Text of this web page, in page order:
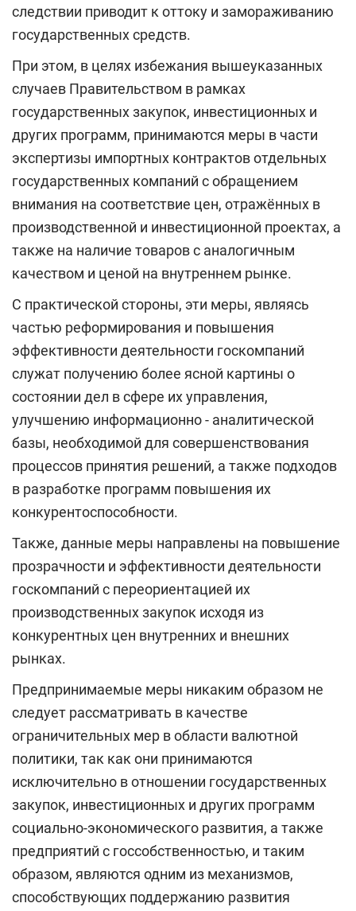
следствии приводит к оттоку и замораживанию
государственных средств.
При этом, в целях избежания вышеуказанных
случаев Правительством в рамках
государственных закупок, инвестиционных и
других программ, принимаются меры в части
экспертизы импортных контрактов отдельных
государственных компаний с обращением
внимания на соответствие цен, отражённых в
производственной и инвестиционной проектах, а
также на наличие товаров с аналогичным
качеством и ценой на внутреннем рынке.
С практической стороны, эти меры, являясь
частью реформирования и повышения
эффективности деятельности госкомпаний
служат получению более ясной картины о
состоянии дел в сфере их управления,
улучшению информационно - аналитической
базы, необходимой для совершенствования
процессов принятия решений, а также подходов
в разработке программ повышения их
конкурентоспособности.
Также, данные меры направлены на повышение
прозрачности и эффективности деятельности
госкомпаний с переориентацией их
производственных закупок исходя из
конкурентных цен внутренних и внешних
рынках.
Предпринимаемые меры никаким образом не
следует рассматривать в качестве
ограничительных мер в области валютной
политики, так как они принимаются
исключительно в отношении государственных
закупок, инвестиционных и других программ
социально-экономического развития, а также
предприятий с госсобственностью, и таким
образом, являются одним из механизмов,
способствующих поддержанию развития